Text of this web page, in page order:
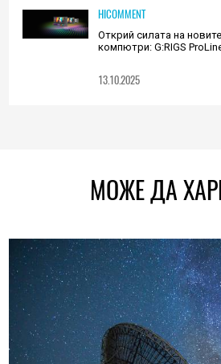
HICOMMENT
Открий силата на
компютри: G:RIGS
13.10.2025
МОЖЕ ДА